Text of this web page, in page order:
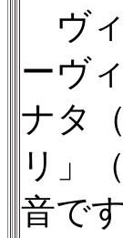
ヴィ
ーヴ
ナタ
リ」
音です